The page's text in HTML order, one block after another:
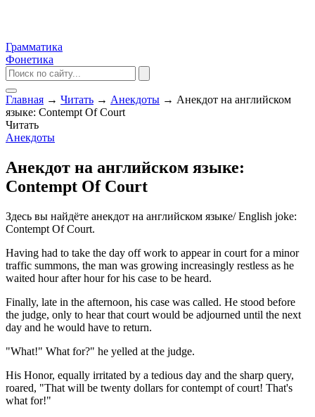
Грамматика
Фонетика
Главная → Читать → Анекдоты → Анекдот на английском
языке: Contempt Of Court
Читать
Анекдоты
Анекдот на английском языке:
Contempt Of Court
Здесь вы найдёте анекдот на английском языке/ English joke:
Contempt Of Court.
Having had to take the day off work to appear in court for a minor
traffic summons, the man was growing increasingly restless as he
waited hour after hour for his case to be heard.
Finally, late in the afternoon, his case was called. He stood before
the judge, only to hear that court would be adjourned until the next
day and he would have to return.
"What!" What for?" he yelled at the judge.
His Honor, equally irritated by a tedious day and the sharp query,
roared, "That will be twenty dollars for contempt of court! That's
what for!"